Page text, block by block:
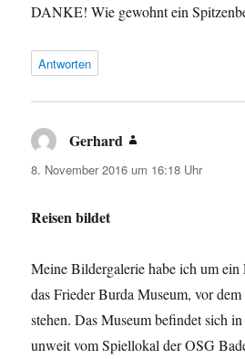
DANKE! Wie gewohnt ein
Antworten
Gerhard
8. November 2016 um 16:18 Uhr
Reisen bildet
Meine Bildergalerie habe ich um
das Frieder Burda Museum, vor
stehen. Das Museum befindet sich
unweit vom Spiellokal der OSG